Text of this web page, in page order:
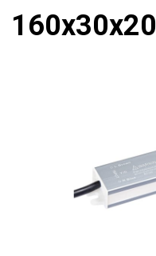
160x30x20